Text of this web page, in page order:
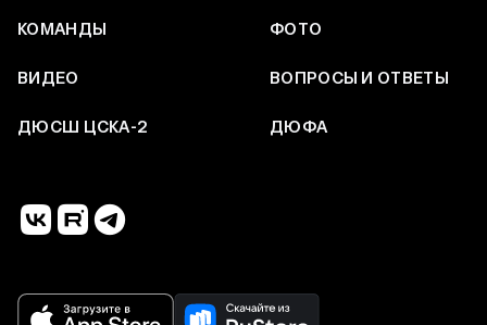
КОМАНДЫ ФОТО
ВИДЕО ВОПРОСЫ И ОТВЕТЫ
ДЮСШ ЦСКА-2 ДЮФА